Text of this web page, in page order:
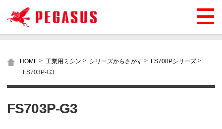
HOME > 工業用ミシン > シリーズからさがす > FS700Pシリーズ >
FS703P-G3
FS703P-G3